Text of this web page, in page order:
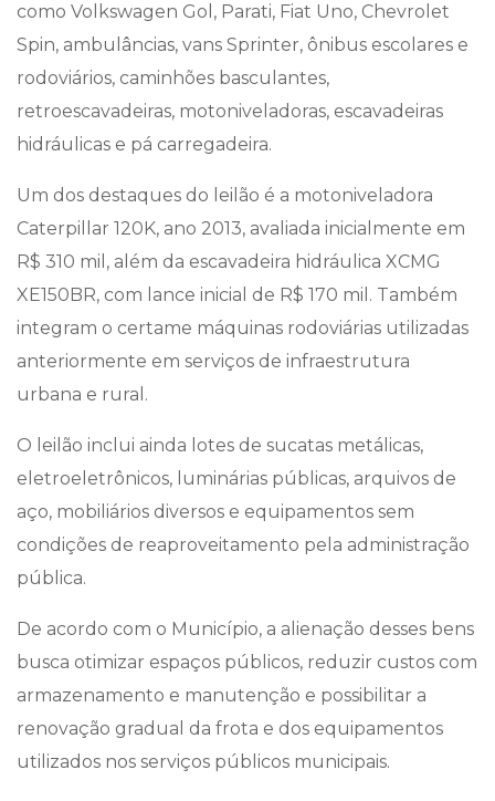
como Volkswagen Gol, Parati, Fiat Uno, Chevrolet
Spin, ambulâncias, vans Sprinter, ônibus escolares e
rodoviários, caminhões basculantes,
retroescavadeiras, motoniveladoras, escavadeiras
hidráulicas e pá carregadeira.
Um dos destaques do leilão é a motoniveladora
Caterpillar 120K, ano 2013, avaliada inicialmente em
R$ 310 mil, além da escavadeira hidráulica XCMG
XE150BR, com lance inicial de R$ 170 mil. Também
integram o certame máquinas rodoviárias utilizadas
anteriormente em serviços de infraestrutura
urbana e rural.
O leilão inclui ainda lotes de sucatas metálicas,
eletroeletrônicos, luminárias públicas, arquivos de
aço, mobiliários diversos e equipamentos sem
condições de reaproveitamento pela administração
pública.
De acordo com o Município, a alienação desses bens
busca otimizar espaços públicos, reduzir custos com
armazenamento e manutenção e possibilitar a
renovação gradual da frota e dos equipamentos
utilizados nos serviços públicos municipais.